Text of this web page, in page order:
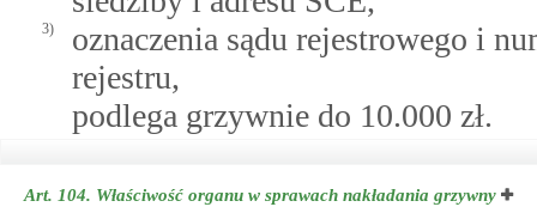
3)
oznaczenia sądu rejestrowego i
rejestru,
podlega grzywnie do 10.000 zł.
Art. 104. Właściwość organu w sprawach nakładania grzywny